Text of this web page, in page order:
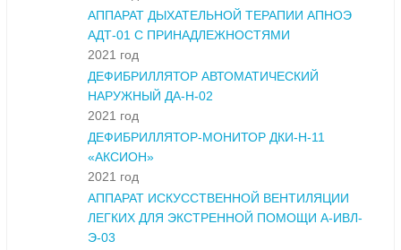
АППАРАТ ДЫХАТЕЛЬНОЙ ТЕРАПИИ АПНОЭ
АДТ-01 С ПРИНАДЛЕЖНОСТЯМИ
2021 год
ДЕФИБРИЛЛЯТОР АВТОМАТИЧЕСКИЙ
НАРУЖНЫЙ ДА-Н-02
2021 год
ДЕФИБРИЛЛЯТОР-МОНИТОР ДКИ-Н-11
«АКСИОН»
2021 год
АППАРАТ ИСКУССТВЕННОЙ ВЕНТИЛЯЦИИ
ЛЕГКИХ ДЛЯ ЭКСТРЕННОЙ ПОМОЩИ А-ИВЛ-
Э-03